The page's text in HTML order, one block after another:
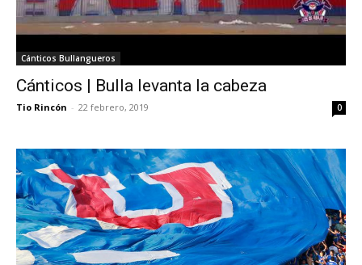
Cánticos Bullangueros
Cánticos | Bulla levanta la cabeza
Tio Rincón - 22 febrero, 2019 0